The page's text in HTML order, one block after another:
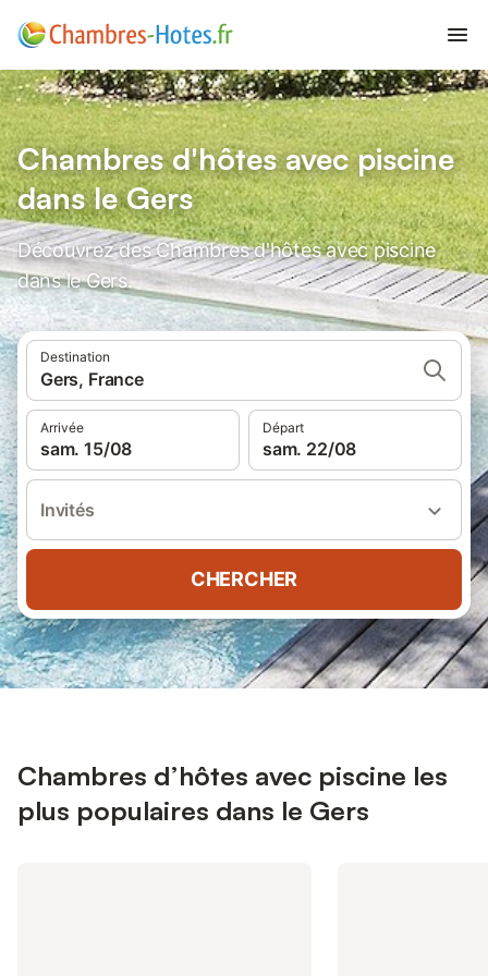
Chambres d'hôtes avec piscine
dans le Gers
Découvrez des Chambres d'hôtes avec piscine
dans le Gers.
Destination
Gers, France
Arrivée
sam. 15/08
Départ
sam. 22/08
Invités
CHERCHER
Chambres d’hôtes avec piscine les
plus populaires dans le Gers